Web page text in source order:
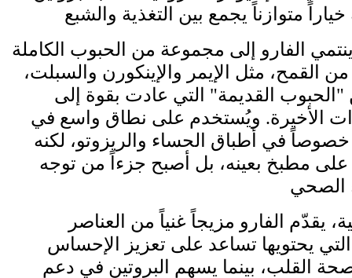
الفارو إلى مجموعة من الحبوب الكاملة
القمح، مثل الإيمر والإينكورن والسبلت،
القديمة" التي عادت بقوة إلى
الأخيرة. ويُستخدم على نطاق واسع في
خصوصاً في أطباق الحساء والريزوتو، لكنه
على مطبخ بعينه، بل أصبح جزءاً من توجه
يقدّم الفارو مزيجاً غنياً من العناصر
التي يحتويها تساعد على تعزيز الإحساس
صحة القلب، بينما يسهم البروتين في دعم